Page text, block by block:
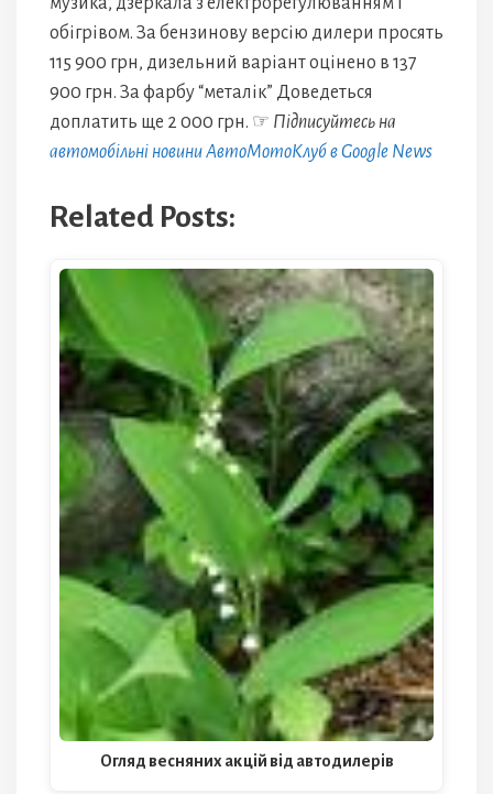
обігрівом. За бензинову версію дилери просять
115 900 грн, дизельний варіант оцінено в 137
900 грн. За фарбу “металік” Доведеться
доплатить ще 2 000 грн. ☞ Підписуйтесь на
автомобільні новини АвтоМотоКлуб в Google News
Related Posts:
Огляд весняних акцій від автодилерів